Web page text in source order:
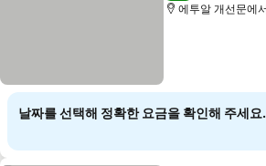
에투알 개선문에
날짜를 선택해 정확한 요금을 확인해 주세요.